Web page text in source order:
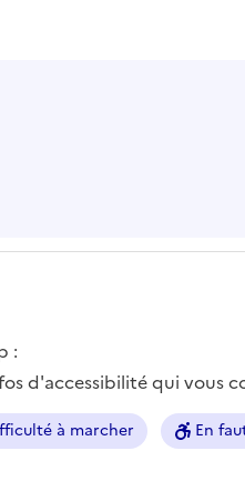
:
d'accessibilité qui vous
à marcher En